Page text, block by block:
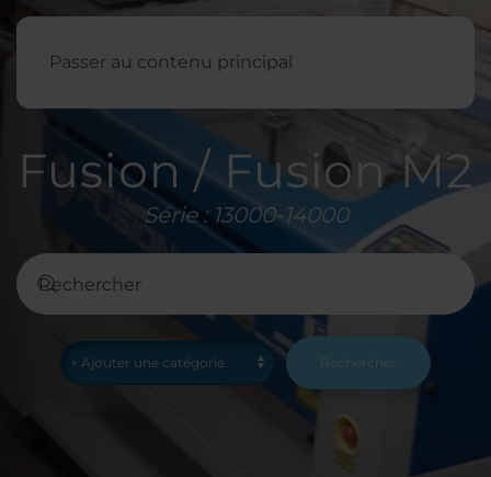
Passer au contenu principal
Fusion / Fusion M2
Série : 13000-14000
Rechercher